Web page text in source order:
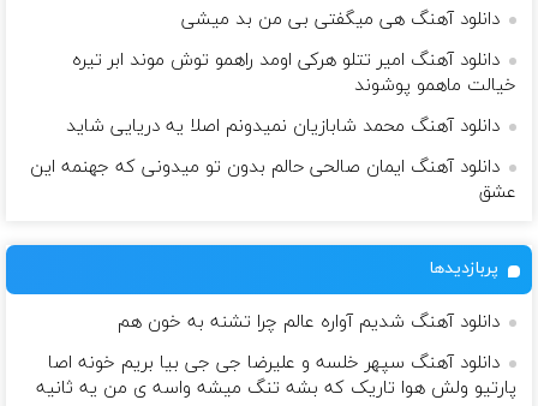
دانلود آهنگ هی میگفتی بی من بد میشی
دانلود آهنگ امیر تتلو هرکی اومد راهمو توش موند ابر تیره
خیالت ماهمو پوشوند
دانلود آهنگ محمد شابازیان نمیدونم اصلا یه دریایی شاید
دانلود آهنگ ایمان صالحی حالم بدون تو میدونی که جهنمه این
عشق
پربازدیدها
دانلود آهنگ شدیم آواره عالم چرا تشنه به خون هم
دانلود آهنگ سپهر خلسه و علیرضا جی جی بیا بریم خونه اصا
پارتیو ولش هوا تاریک که بشه تنگ میشه واسه ی من یه ثانیه